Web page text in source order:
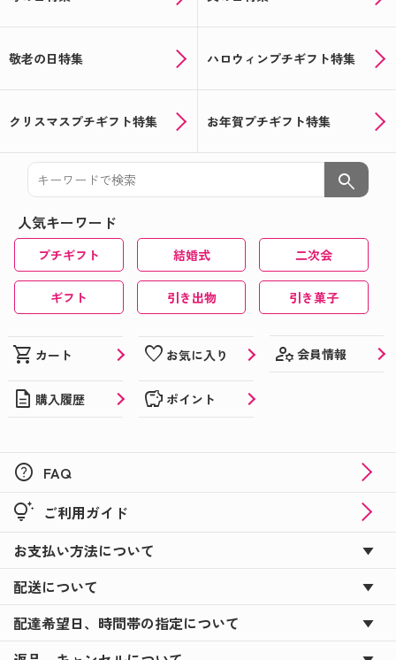
敬老の日特集 ハロウィンプチギフト特集
クリスマスプチギフト特集 お年賀プチギフト特集
search
人気キーワード
プチギフト 結婚式 二次会
ギフト 引き出物 引き菓子
shopping_cart カート favorite お気に入り manage_accounts 会員情報
description 購入履歴 savings ポイント
help FAQ
tips_and_updates ご利用ガイド
お支払い方法について
配送について
配達希望日、時間帯の指定について